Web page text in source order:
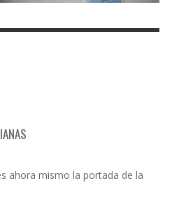
ahora mismo la portada de la